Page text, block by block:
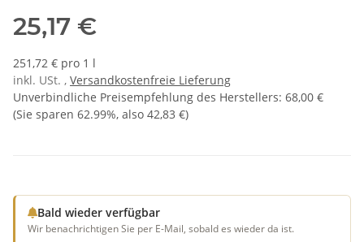
25,17 €
251,72 € pro 1 l
inkl. USt. , Versandkostenfreie Lieferung
Unverbindliche Preisempfehlung des Herstellers: 68,00 €
(Sie sparen 62.99%, also 42,83 €)
Bald wieder verfügbar
Wir benachrichtigen Sie per E-Mail, sobald es wieder da ist.